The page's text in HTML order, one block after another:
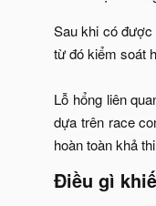
Sau khi có được
từ đó kiểm soát
Lỗ hổng liên
dựa trên race
hoàn toàn khả
Điều gì